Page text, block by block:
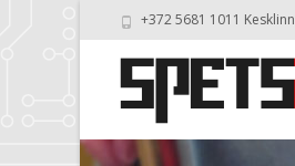
+372 5681 1011 Kesklinn